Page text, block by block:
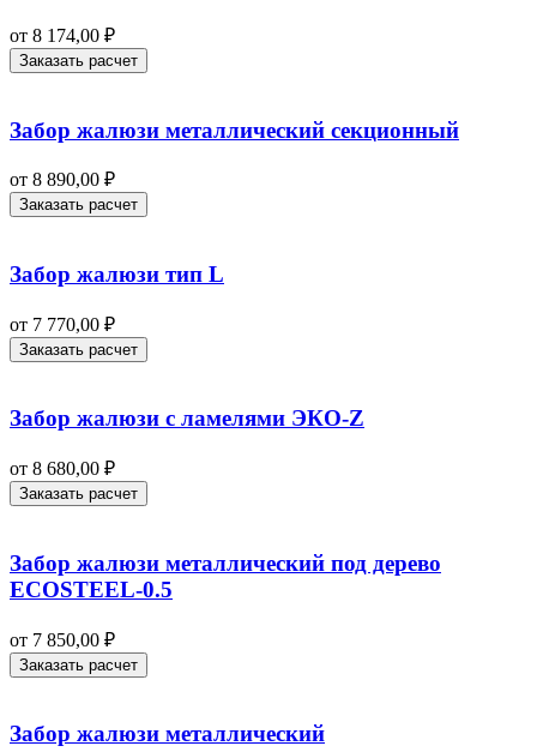
от 8 174,00 ₽
Заказать расчет
Забор жалюзи металлический секционный
от 8 890,00 ₽
Заказать расчет
Забор жалюзи тип L
от 7 770,00 ₽
Заказать расчет
Забор жалюзи с ламелями ЭКО-Z
от 8 680,00 ₽
Заказать расчет
Забор жалюзи металлический под дерево
ECOSTEEL-0.5
от 7 850,00 ₽
Заказать расчет
Забор жалюзи металлический